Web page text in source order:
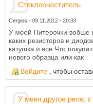
Стеклоочеститель
Cergios - 09.11.2012 - 20:33
У моей Питерочки вобше
каких резисторов и
катушка и все.Что
нового образца или как
Войдите , чтобы
У меня другое реле,